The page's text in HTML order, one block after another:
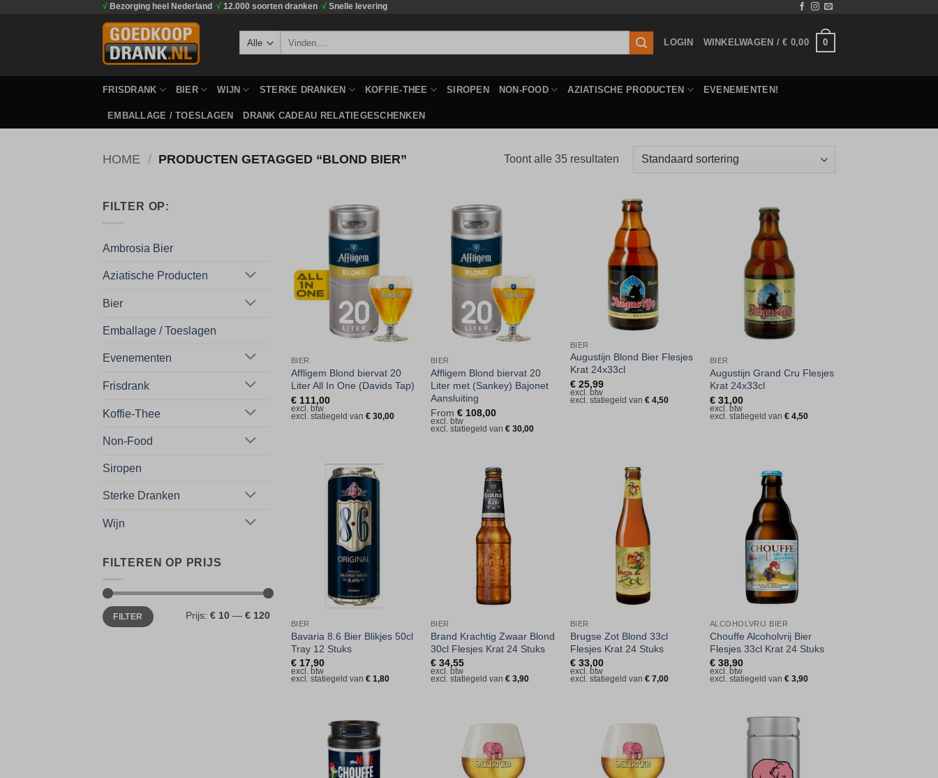
√ Bezorging heel Nederland √ 12.000 soorten dranken √ Snelle levering
LOGIN WINKELWAGEN /€ 0,00 0
FRISDRANK BIER WIJN STERKE DRANKEN KOFFIE-THEE SIROPEN NON-FOOD AZIATISCHE PRODUCTEN EVENEMENTEN!
EMBALLAGE / TOESLAGEN DRANK CADEAU RELATIEGESCHENKEN
HOME / PRODUCTEN GETAGGED “BLOND BIER” Toont alle 35 resultaten
FILTER OP:
Ambrosia Bier
Aziatische Producten
Bier
Emballage / Toeslagen
Evenementen
Frisdrank
Koffie-Thee
Non-Food
Siropen
Sterke Dranken
Wijn
FILTEREN OP PRIJS
Min.
prijs
Max.
prijsFILTER Prijs: € 10 — € 120
Toevoegen
verlanglijst
BIER
Affligem Blond biervat 20
Liter All In One (Davids Tap)
€111,00
excl. btw
excl. statiegeld van €30,00
BIER
Affligem Blond biervat 20
Liter met (Sankey) Bajonet
Aansluiting
From €108,00
excl. btw
excl. statiegeld van €30,00
Toevoegen
verlanglijst
BIER
Augustijn Blond Bier Flesjes
Krat 24x33cl
€25,99
excl. btw
excl. statiegeld van €4,50
Toevoegen
verlanglijst
BIER
Augustijn Grand Cru Flesjes
Krat 24x33cl
€31,00
excl. btw
excl. statiegeld van €4,50
Toevoegen
verlanglijst
BIER
Bavaria 8.6 Bier Blikjes 50cl
Tray 12 Stuks
€17,90
excl. btw
excl. statiegeld van €1,80
Toevoegen
verlanglijst
BIER
Brand Krachtig Zwaar Blond
30cl Flesjes Krat 24 Stuks
€34,55
excl. btw
excl. statiegeld van €3,90
verlanglijst
BIER
Brugse Zot Blond 33cl
Flesjes Krat 24 Stuks
€33,00
excl. btw
excl. statiegeld van €7,00
Toevoegen
verlanglijst
ALCOHOLVRIJ BIER
Chouffe Alcoholvrij Bier
Flesjes 33cl Krat 24 Stuks
€38,90
excl. btw
excl. statiegeld van €3,90
Toevoegen
verlanglijst
Toevoegen
aan
verlanglijst
Toevoegen
aan
verlanglijst
verlanglijst